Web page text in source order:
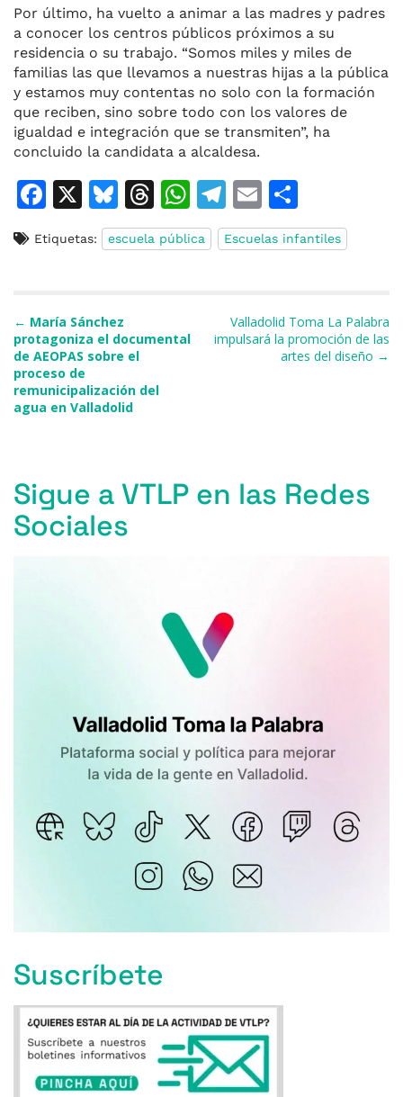
Por último, ha vuelto a animar a las madres y padres
a conocer los centros públicos próximos a su
residencia o su trabajo. “Somos miles y miles de
familias las que llevamos a nuestras hijas a la pública
y estamos muy contentas no solo con la formación
que reciben, sino sobre todo con los valores de
igualdad e integración que se transmiten”, ha
concluido la candidata a alcaldesa.
F
c
b
o
o
k
X
Bl
u
e
y
T
h
re
s
W
h
at
p
T
el
e
a
m
E
m
ai
o
m
ti
r
Etiquetas: escuela pública Escuelas infantiles
Navegación de entradas
← María Sánchez
protagoniza el documental
de AEOPAS sobre el
proceso de
remunicipalización del
agua en Valladolid
Valladolid Toma La Palabra
impulsará la promoción de las
artes del diseño →
Sigue a VTLP en las Redes
Sociales
Suscríbete